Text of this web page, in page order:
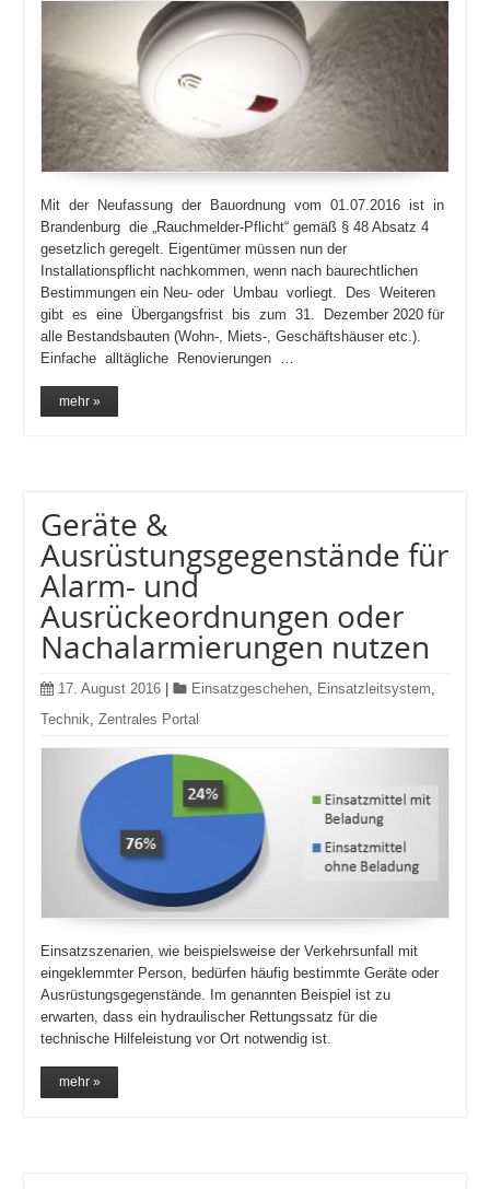
Mit der Neufassung der Bauordnung vom 01.07.2016 ist in
Brandenburg die „Rauchmelder-Pflicht“ gemäß § 48 Absatz 4
gesetzlich geregelt. Eigentümer müssen nun der
Installationspflicht nachkommen, wenn nach baurechtlichen
Bestimmungen ein Neu- oder Umbau vorliegt. Des Weiteren
gibt es eine Übergangsfrist bis zum 31. Dezember 2020 für
alle Bestandsbauten (Wohn-, Miets-, Geschäftshäuser etc.).
Einfache alltägliche Renovierungen …
mehr »
Geräte &
Ausrüstungsgegenstände für
Alarm- und
Ausrückeordnungen oder
Nachalarmierungen nutzen
17. August 2016 Einsatzgeschehen, Einsatzleitsystem,
Technik,Zentrales Portal
Einsatzszenarien, wie beispielsweise der Verkehrsunfall mit
eingeklemmter Person, bedürfen häufig bestimmte Geräte oder
Ausrüstungsgegenstände. Im genannten Beispiel ist zu
erwarten, dass ein hydraulischer Rettungssatz für die
technische Hilfeleistung vor Ort notwendig ist.
mehr »